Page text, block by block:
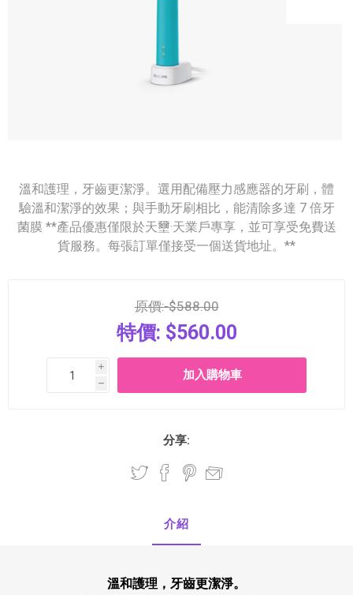
溫和護理，牙齒更潔淨。選用配備壓力感應器的牙刷，體
驗溫和潔淨的效果；與手動牙刷相比，能清除多達 7 倍牙
菌膜 **產品優惠僅限於天壐·天業戶專享，並可享受免費送
貨服務。每張訂單僅接受一個送貨地址。**
原價: $588.00
特價: $560.00
i
h
分享:
介紹
溫和護理，牙齒更潔淨。